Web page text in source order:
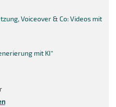
Voiceover & Co: Videos mit
mit KI“